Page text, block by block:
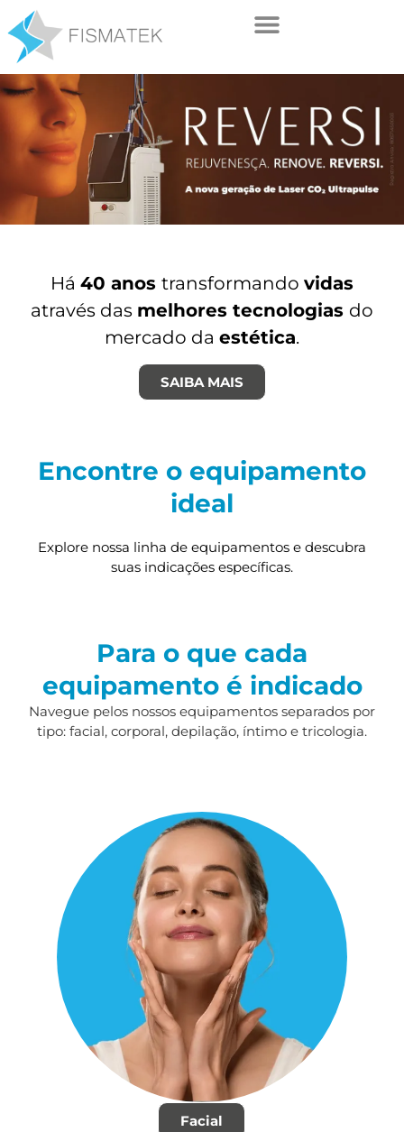
Há 40 anos transformando vidas
através das melhores tecnologias do
mercado da estética.
SAIBA MAIS
Encontre o equipamento
ideal
Explore nossa linha de equipamentos e descubra
suas indicações específicas.
Para o que cada
equipamento é indicado
Navegue pelos nossos equipamentos separados por
tipo: facial, corporal, depilação, íntimo e tricologia.
Facial